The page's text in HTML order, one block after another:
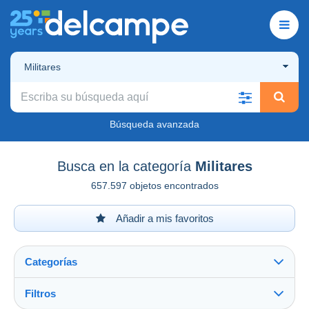
Militares
Búsqueda avanzada
Busca en la categoría Militares
657.597 objetos encontrados
Añadir a mis favoritos
Categorías
Filtros